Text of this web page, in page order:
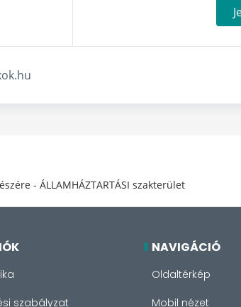
- ÁLLAMHÁZTARTÁSI szakterület
szabályzat
NAVIGÁCIÓ
Oldaltérkép
Mobil nézet